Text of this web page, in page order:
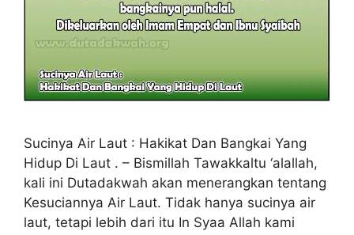
Sucinya Air Laut : Hakikat Dan Bangkai Yang
Hidup Di Laut . – Bismillah Tawakkaltu ‘alallah,
kali ini Dutadakwah akan menerangkan tentang
Kesuciannya Air Laut. Tidak hanya sucinya air
laut, tetapi lebih dari itu In Syaa Allah kami